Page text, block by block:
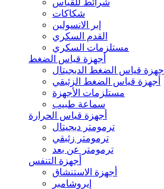
شرائط للقياس
شكاكات
إبر الانسولين
القدم السكري
مستلزمات السكري
أجهزة قياس الضغط
أجهزة قياس الضغط الديجيتال
أجهزة قياس الضغط الزئبقي
مستلزمات الأجهزة
سماعة طبيب
أجهزة قياس الحرارة
ترمومتر ديجيتال
ترمومتر زئبقي
ترمومتر عن بعد
أجهزة التنفس
أجهزة الاستنشاق
إيروشامبر